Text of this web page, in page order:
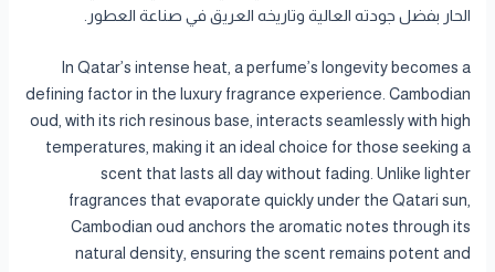
الحار بفضل جودته العالية وتاريخه العريق في صناعة العطور.
In Qatar’s intense heat, a perfume’s longevity becomes a
defining factor in the luxury fragrance experience. Cambodian
oud, with its rich resinous base, interacts seamlessly with high
temperatures, making it an ideal choice for those seeking a
scent that lasts all day without fading. Unlike lighter
fragrances that evaporate quickly under the Qatari sun,
Cambodian oud anchors the aromatic notes through its
natural density, ensuring the scent remains potent and